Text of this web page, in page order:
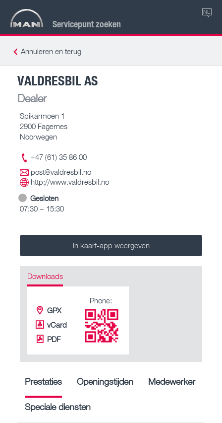
Servicepunt zoeken
NL
Annuleren en terug
VALDRESBIL AS
Dealer
Spikarmoen 1
2900 Fagernes
Noorwegen
+47 (61) 35 86 00
post@valdresbil.no
http://www.valdresbil.no
Gesloten
07:30 – 15:30
In kaart-app weergeven
Downloads
GPX
vCard
PDF
Phone:
Prestaties Openingstijden Medewerker
Speciale diensten